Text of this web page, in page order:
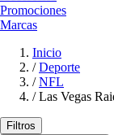
Promociones
Marcas
Inicio
/ Deporte
/ NFL
/ Las Vegas
Filtros